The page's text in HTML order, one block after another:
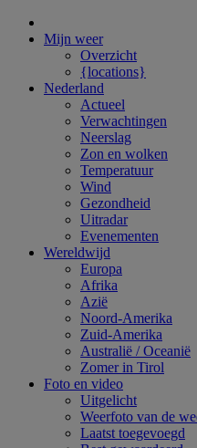
Mijn weer
Overzicht
{locations}
Nederland
Actueel
Verwachtingen
Neerslag
Zon en wolken
Temperatuur
Wind
Gezondheid
Uitradar
Evenementen
Wereldwijd
Europa
Afrika
Azië
Noord-Amerika
Zuid-Amerika
Australië / Oceanië
Zomer in Tirol
Foto en video
Uitgelicht
Weerfoto van de
Laatst toegevoegd